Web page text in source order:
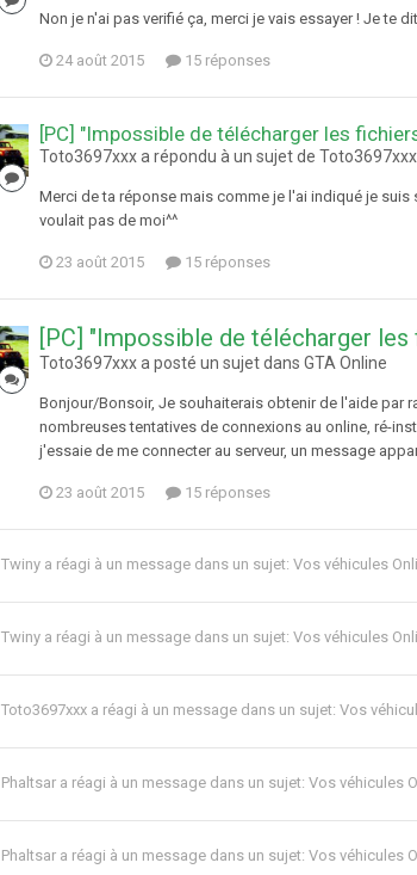
Non je n'ai pas verifié ça, merci je vais essayer ! Je te
24 août 2015 15 réponses
[PC] "Impossible de télécharger les
Toto3697xxx a répondu à un sujet de
Merci de ta réponse mais comme je l'ai indiqué je suis
voulait pas de moi^^
23 août 2015 15 réponses
[PC] "Impossible de télécharger
Toto3697xxx a posté un sujet dans GTA Online
Bonjour/Bonsoir, Je souhaiterais obtenir de l'aide par
nombreuses tentatives de connexions au online, ré-
j'essaie de me connecter au serveur, un message
23 août 2015 15 réponses
Twiny a réagi à un message dans un sujet: Vos véhicules
Twiny a réagi à un message dans un sujet: Vos véhicules
Toto3697xxx a réagi à un message dans un sujet: Vos
Phaltsar a réagi à un message dans un sujet: Vos véhicules
Phaltsar a réagi à un message dans un sujet: Vos véhicules